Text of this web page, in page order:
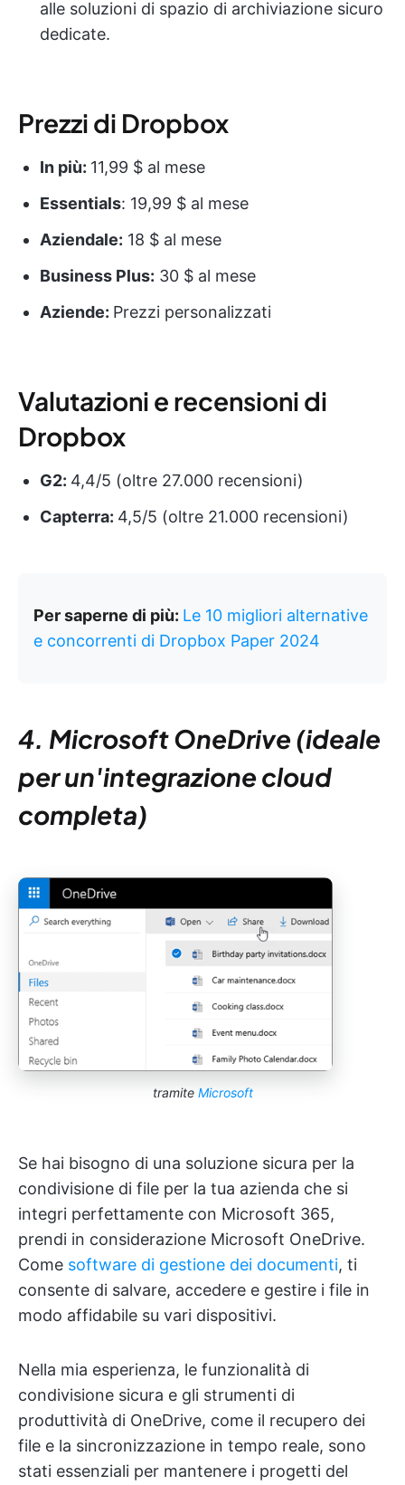
alle soluzioni di spazio di archiviazione sicuro
dedicate.
Prezzi di Dropbox
In più: 11,99 $ al mese
Essentials: 19,99 $ al mese
Aziendale: 18 $ al mese
Business Plus: 30 $ al mese
Aziende: Prezzi personalizzati
Valutazioni e recensioni di
Dropbox
G2: 4,4/5 (oltre 27.000 recensioni)
Capterra: 4,5/5 (oltre 21.000 recensioni)
Per saperne di più: Le 10 migliori alternative
e concorrenti di Dropbox Paper 2024
4. Microsoft OneDrive (ideale
per un'integrazione cloud
completa)
tramite Microsoft
Se hai bisogno di una soluzione sicura per la
condivisione di file per la tua azienda che si
integri perfettamente con Microsoft 365,
prendi in considerazione Microsoft OneDrive.
Come software di gestione dei documenti, ti
consente di salvare, accedere e gestire i file in
modo affidabile su vari dispositivi.
Nella mia esperienza, le funzionalità di
condivisione sicura e gli strumenti di
produttività di OneDrive, come il recupero dei
file e la sincronizzazione in tempo reale, sono
stati essenziali per mantenere i progetti del